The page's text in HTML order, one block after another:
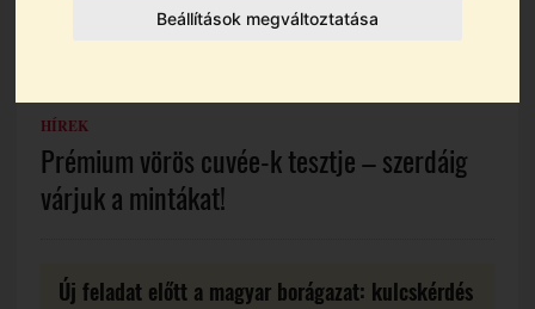
Beállítások megváltoztatása
HÍREK
Prémium vörös cuvée-k tesztje – szerdáig
várjuk a mintákat!
Új feladat előtt a magyar borágazat: kulcskérdés